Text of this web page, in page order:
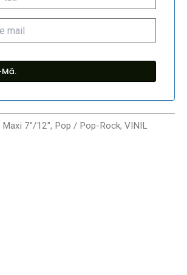
Maxi 7"/12", Pop / Pop-Rock,VINIL